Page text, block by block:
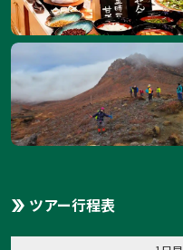
ツアー行程表